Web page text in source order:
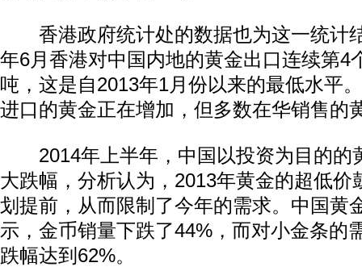
香港政府统计处的数据也为这一统计
年6月香港对中国内地的黄金出口连续第4
吨，这是自2013年1月份以来的最低水平
进口的黄金正在增加，但多数在华销售的
2014年上半年，中国以投资为目的的
大跌幅，分析认为，2013年黄金的超低价
划提前，从而限制了今年的需求。中国黄
示，金币销量下跌了44%，而对小金条的
跌幅达到62%。